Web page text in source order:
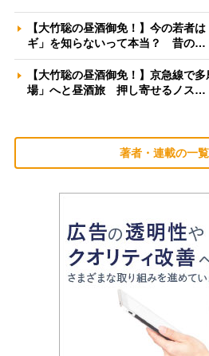
【大竹聡の昼酒御免！】今の若者
ギ」を知らないって本当？ 昔の…
【大竹聡の昼酒御免！】京急線で
場」へと昼酒旅 押し寄せるノス…
著者・連載の一